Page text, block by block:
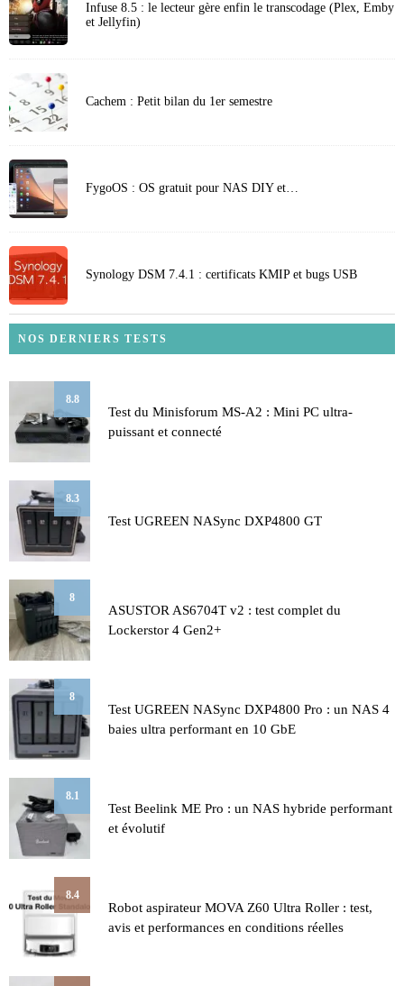
Infuse 8.5 : le lecteur gère enfin le transcodage (Plex, Emby
et Jellyfin)
Cachem : Petit bilan du 1er semestre
FygoOS : OS gratuit pour NAS DIY et…
Synology DSM 7.4.1 : certificats KMIP et bugs USB
NOS DERNIERS TESTS
8.8
Test du Minisforum MS-A2 : Mini PC ultra-
puissant et connecté
8.3
Test UGREEN NASync DXP4800 GT
8
ASUSTOR AS6704T v2 : test complet du
Lockerstor 4 Gen2+
8
Test UGREEN NASync DXP4800 Pro : un NAS 4
baies ultra performant en 10 GbE
8.1
Test Beelink ME Pro : un NAS hybride performant
et évolutif
8.4
Robot aspirateur MOVA Z60 Ultra Roller : test,
avis et performances en conditions réelles